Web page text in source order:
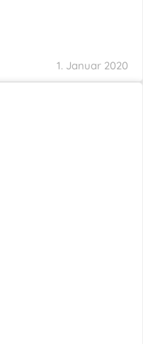
1. Januar 2020